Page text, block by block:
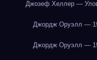
Джозеф Хеллер —
Джордж Оруэлл —
Джордж Оруэлл —